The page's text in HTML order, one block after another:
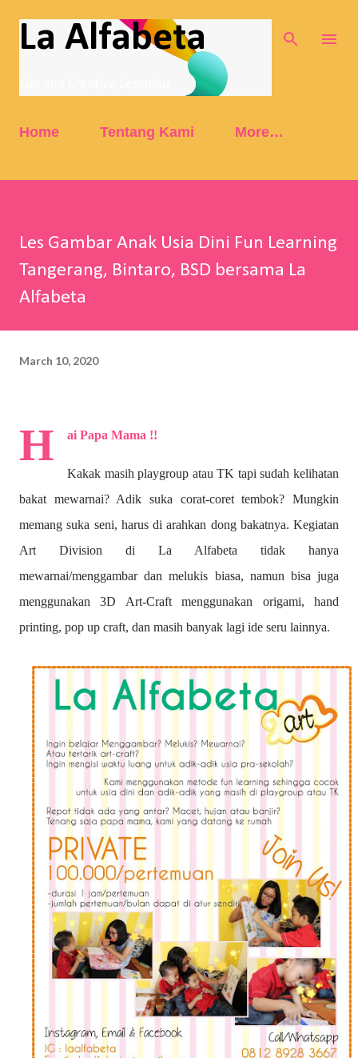
Skip to main content
La Alfabeta
Home Tentang Kami More…
Les Gambar Anak Usia Dini Fun Learning
Tangerang, Bintaro, BSD bersama La
Alfabeta
March 10, 2020
H ai Papa Mama !!
Kakak masih playgroup atau TK tapi sudah kelihatan
bakat mewarnai? Adik suka corat-coret tembok? Mungkin
memang suka seni, harus di arahkan dong bakatnya. Kegiatan
Art Division di La Alfabeta tidak hanya
mewarnai/menggambar dan melukis biasa, namun bisa juga
menggunakan 3D Art-Craft menggunakan origami, hand
printing, pop up craft, dan masih banyak lagi ide seru lainnya.